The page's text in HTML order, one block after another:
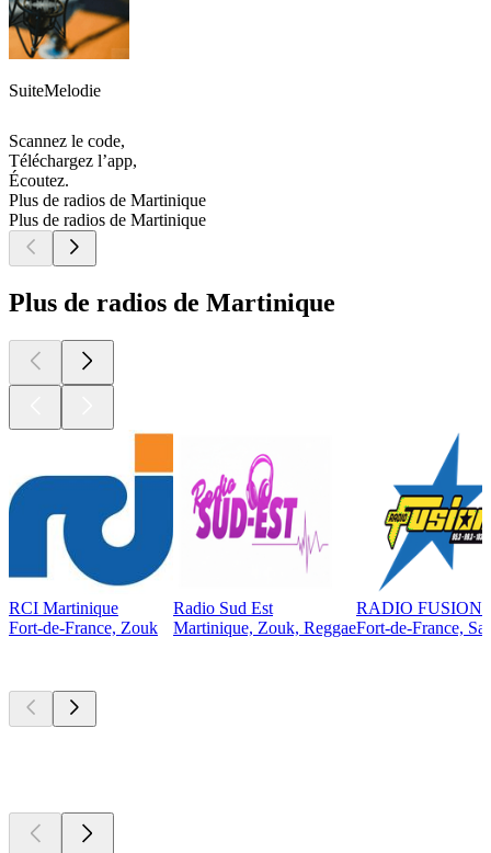
SuiteMelodie
Scannez le code,
Téléchargez l’app,
Écoutez.
Plus de radios de Martinique
Plus de radios de Martinique
Plus de radios de Martinique
RCI Martinique
Fort-de-France, Zouk
Radio Sud Est
Martinique, Zouk, Reggae
RADIO FUSION
Fort-de-France,